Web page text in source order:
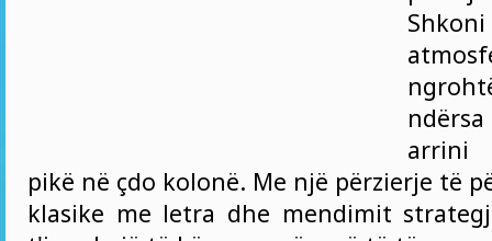
arrini
pikë në çdo kolonë. Me një përzierje të
klasike me letra dhe mendimit